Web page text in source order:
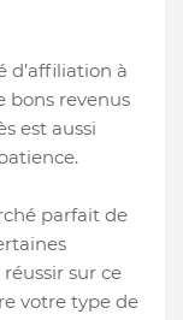
d’affiliation à
bons revenus
est aussi
parfait de
sur ce
votre type de